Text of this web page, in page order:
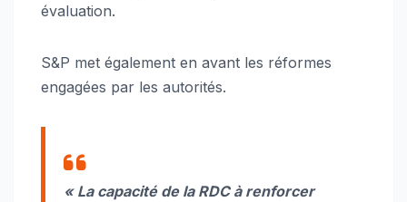
évaluation.
S&P met également en avant les réformes
engagées par les autorités.
« La capacité de la RDC à renforcer